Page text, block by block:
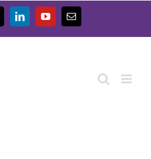
LinkedInYouTube
E-
mail